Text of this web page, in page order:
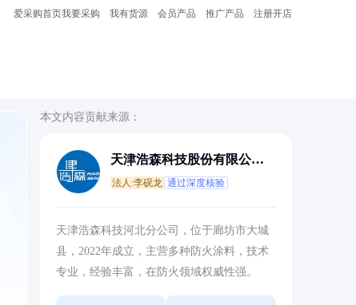
爱采购首页我要采购 我有货源 会员产品 推广产品 注册开店
本文内容贡献来源：
天津浩森科技股份有限公司
法人:李砚龙 通过深度核验
天津浩森科技河北分公司，位于廊坊市大城
县，2022年成立，主营多种防火涂料，技术
专业，经验丰富，在防火领域权威性强。